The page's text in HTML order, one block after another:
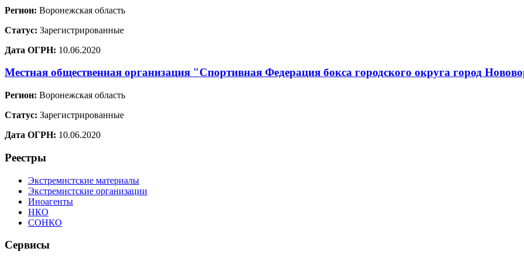
Регион: Воронежская область
Статус: Зарегистрированные
Дата ОГРН: 10.06.2020
Местная общественная организация "Спортивная Федерация бокса городского округа город
Регион: Воронежская область
Статус: Зарегистрированные
Дата ОГРН: 10.06.2020
Реестры
Экстремистские материалы
Экстремистские организации
Иноагенты
НКО
СОНКО
Сервисы